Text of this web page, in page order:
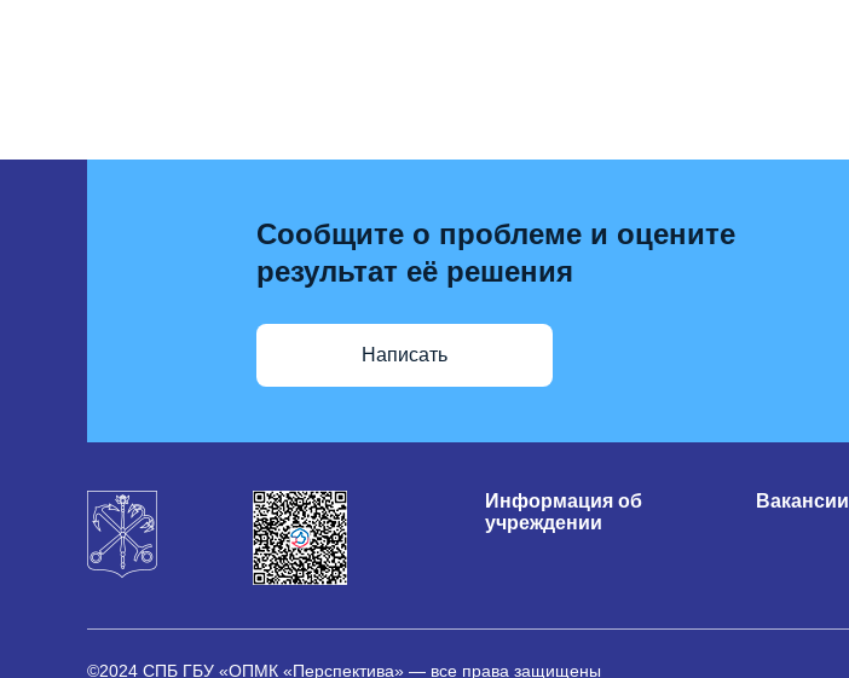
Сообщите о проблеме и оцените
результат её решения
Написать
Информация об
учреждении
Вакансии
©2024 СПБ ГБУ «ОПМК «Перспектива» — все права защищены